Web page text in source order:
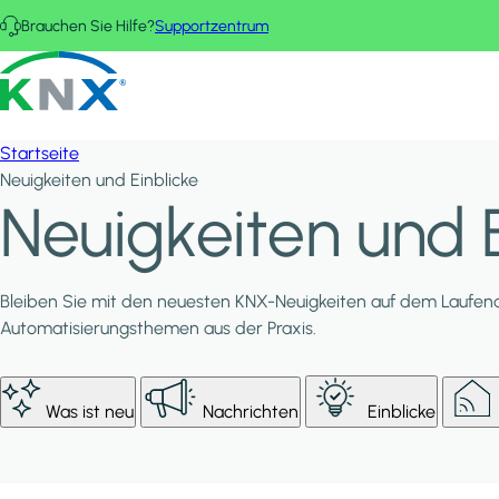
Direkt zum Inhalt
Brauchen Sie Hilfe?Supportzentrum
KNX - Homepage
Startseite
Neuigkeiten und Einblicke
Neuigkeiten und
Bleiben Sie mit den neuesten KNX-Neuigkeiten auf dem
Automatisierungsthemen aus der Praxis.
Was ist neu Nachrichten Einblicke